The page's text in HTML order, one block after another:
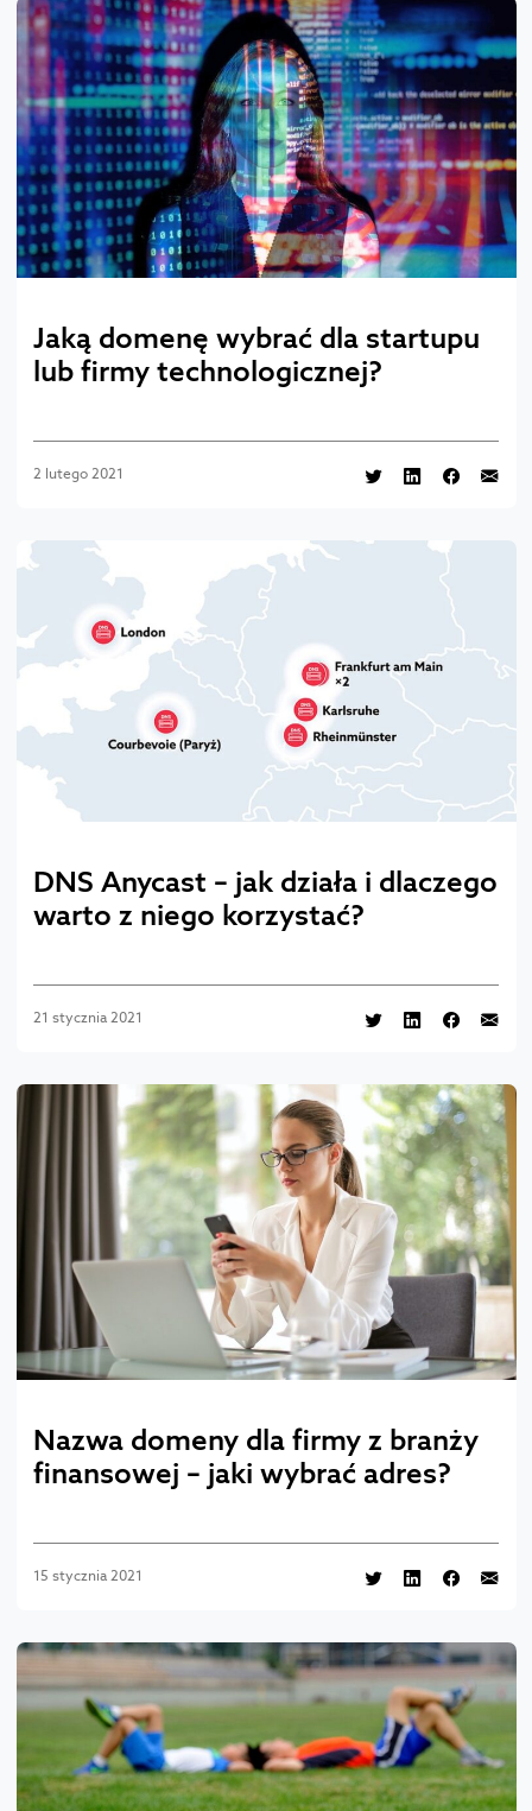
Jaką domenę wybrać dla startupu
lub firmy technologicznej?
2 lutego 2021
DNS Anycast – jak działa i dlaczego
warto z niego korzystać?
21 stycznia 2021
Nazwa domeny dla firmy z branży
finansowej – jaki wybrać adres?
15 stycznia 2021